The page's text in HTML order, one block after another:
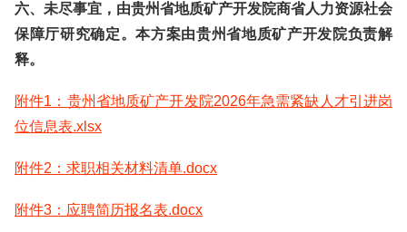
六、未尽事宜，由贵州省地质矿产开发院商省人力资源社会
保障厅研究确定。本方案由贵州省地质矿产开发院负责解
释。
附件1：贵州省地质矿产开发院2026年急需紧缺人才引进岗
位信息表.xlsx
附件2：求职相关材料清单.docx
附件3：应聘简历报名表.docx